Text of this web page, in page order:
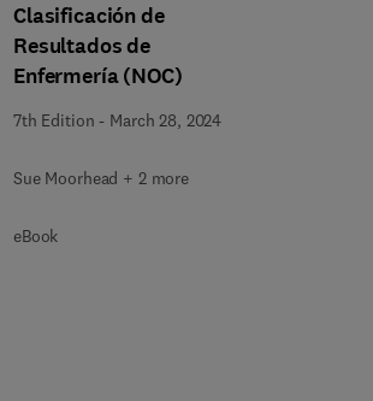
Clasificación de
Resultados de
Enfermería (NOC)
7th Edition - March 28, 2024
Sue Moorhead + 2 more
eBook